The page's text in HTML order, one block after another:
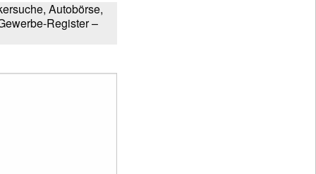
Autobörse,
Register –